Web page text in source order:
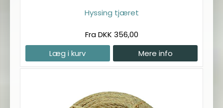
Hyssing tjæret
Fra DKK 356,00
Læg i kurv
Mere info